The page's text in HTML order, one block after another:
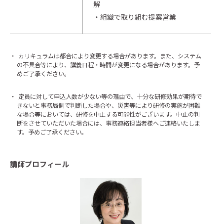
解
・組織で取り組む提案営業
・ カリキュラムは都合により変更する場合があります。また、システム
の不具合等により、講義日程・時間が変更になる場合があります。予
めご了承ください。
・ 定員に対して申込人数が少ない等の理由で、十分な研修効果が期待で
きないと事務局側で判断した場合や、災害等により研修の実施が困難
な場合等においては、研修を中止する可能性がございます。中止の判
断をさせていただいた場合には、事務連絡担当者様へご連絡いたしま
す。予めご了承ください。
講師プロフィール